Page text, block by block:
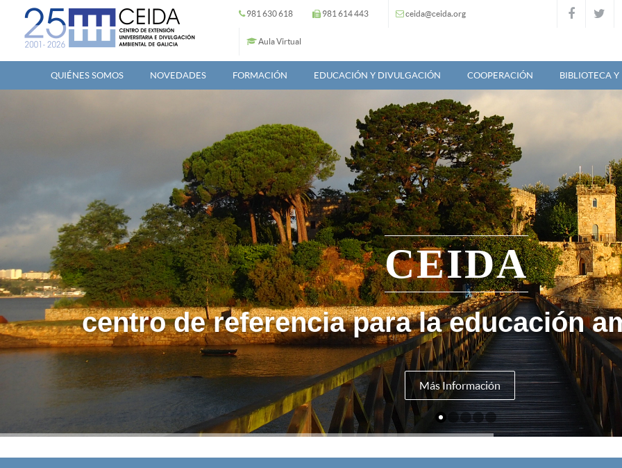
Pasar al contenido principal 981 630 618 981 614 443 ceida@ceida.org
Aula Virtual
QUIÉNES SOMOS NOVEDADES FORMACIÓN EDUCACIÓN Y DIVULGACIÓN COOPERACIÓN BIBLIOTECA
CEIDA
Más Información
centro de referencia para la educación